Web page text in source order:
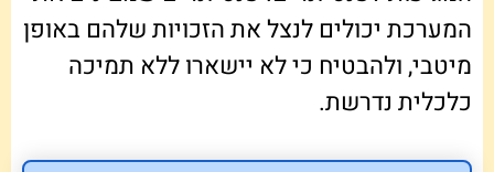
המערכת יכולים לנצל את הזכויות שלהם באופן
מיטבי, ולהבטיח כי לא יישארו ללא תמיכה
כלכלית נדרשת.